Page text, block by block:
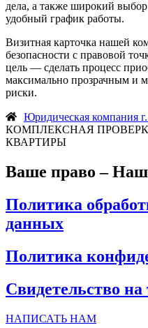
дела, а также широкий
удобный график работы.
Визитная карточка нашей
безопасности с правовой
цель — сделать процесс
максимально прозрачным и
риски.
Юридическая компания
КОМПЛЕКСНАЯ
КВАРТИРЫ
Ваше право –
Политика
данных
Политика
Свидетельство
НАПИСАТЬ НАМ